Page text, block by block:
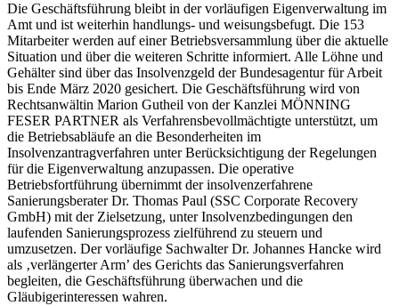
Die Geschäftsführung bleibt in der vorläufigen Eigenverwaltung im
Amt und ist weiterhin handlungs- und weisungsbefugt. Die 153
Mitarbeiter werden auf einer Betriebsversammlung über die aktuelle
Situation und über die weiteren Schritte informiert. Alle Löhne und
Gehälter sind über das Insolvenzgeld der Bundesagentur für Arbeit
bis Ende März 2020 gesichert. Die Geschäftsführung wird von
Rechtsanwältin Marion Gutheil von der Kanzlei MÖNNING
FESER PARTNER als Verfahrensbevollmächtigte unterstützt, um
die Betriebsabläufe an die Besonderheiten im
Insolvenzantragverfahren unter Berücksichtigung der Regelungen
für die Eigenverwaltung anzupassen. Die operative
Betriebsfortführung übernimmt der insolvenzerfahrene
Sanierungsberater Dr. Thomas Paul (SSC Corporate Recovery
GmbH) mit der Zielsetzung, unter Insolvenzbedingungen den
laufenden Sanierungsprozess zielführend zu steuern und
umzusetzen. Der vorläufige Sachwalter Dr. Johannes Hancke wird
als ‚verlängerter Arm’ des Gerichts das Sanierungsverfahren
begleiten, die Geschäftsführung überwachen und die
Gläubigerinteressen wahren.